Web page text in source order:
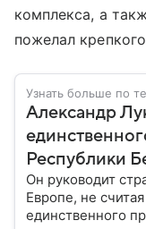
комплекса, а
пожелал
Узнать больше по
Александр
Республики
Он руководит
Европе, не
единственного